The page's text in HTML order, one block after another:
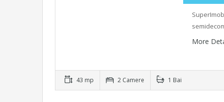
More
43 mp 2 Camere 1 Bai